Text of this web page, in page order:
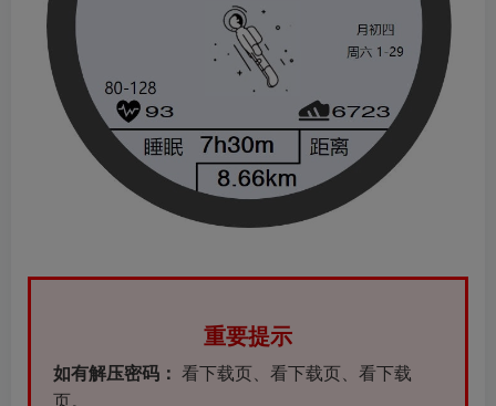
重要提示
如有解压密码： 看下载页、看下载页、看下载
页。